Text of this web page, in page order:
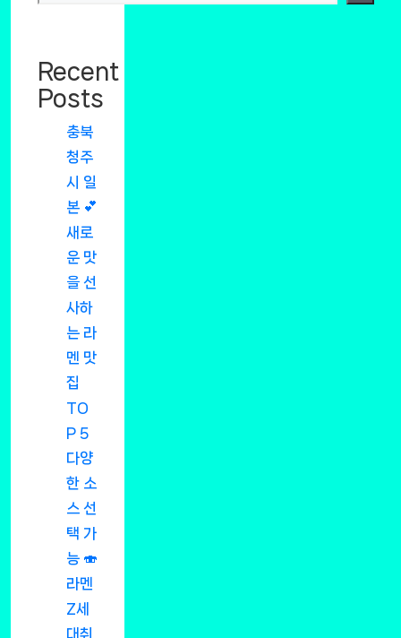
Recent
Posts
충북
청주
시 일
본 💕
새로
운 맛
을 선
사하
는 라
멘 맛
집
TO
P 5
다양
한 소
스 선
택 가
능 🍣
라멘
Z세
대취